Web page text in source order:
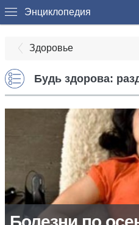
Энциклопедия
Здоровье
Будь здорова: